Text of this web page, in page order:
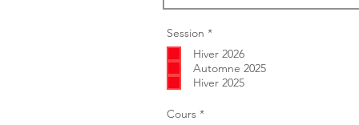
Session *O
l
i
g
a
Hiver 2026
Automne 2025
Hiver 2025
Cours *O